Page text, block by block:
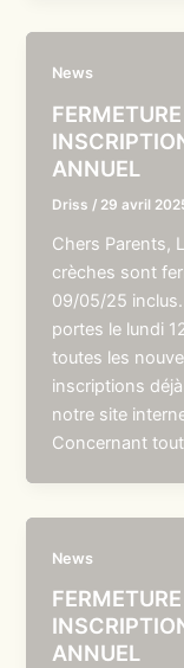
News
ANNUEL
Driss / 29 avril
Chers Parents,
crèches sont
09/05/25
portes le lundi
toutes les
inscriptions
notre site
Concernant
News
ANNUEL